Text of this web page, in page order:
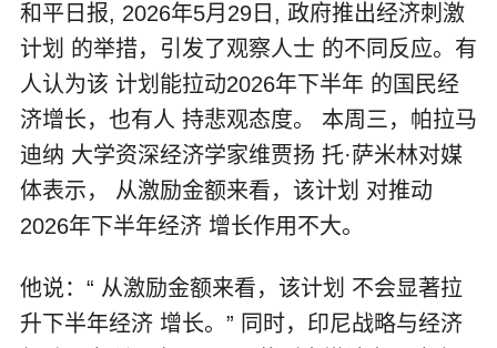
和平日报, 2026年5月29日, 政府推出经济刺激
计划 的举措，引发了观察人士 的不同反应。有
人认为该 计划能拉动2026年下半年 的国民经
济增长，也有人 持悲观态度。 本周三，帕拉马
迪纳 大学资深经济学家维贾扬 托·萨米林对媒
体表示， 从激励金额来看，该计划 对推动
2026年下半年经济 增长作用不大。
他说：“ 从激励金额来看，该计划 不会显著拉
升下半年经济 增长。” 同时，印尼战略与经济